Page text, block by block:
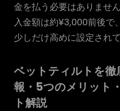
金を払う必要はありませ
入金額は約¥3,000前後で
少しだけ高めに設定され
ベットティルトを徹
報・5つのメリット
ト解説